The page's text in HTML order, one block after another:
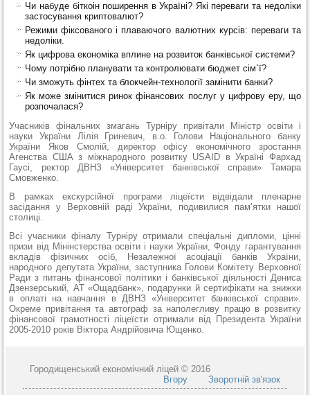
Чи набуде біткоін поширення в Україні? Які переваги та недоліки
застосування криптовалют?
Режими фіксованого і плаваючого валютних курсів: переваги та
недоліки.
Як цифрова економіка вплине на розвиток банківської системи?
Чому потрібно планувати та контролювати бюджет сім`ї?
Чи зможуть фінтех та блокчейн-технології замінити банки?
Як може змінитися ринок фінансових послуг у цифрову еру, що
розпочалася?
Учасників фінальних змагань Турніру привітали Міністр освіти і
науки України Лілія Гриневич, в.о. Голови Національного банку
України Яков Смолій, директор офісу економічного зростання
Агенства США з міжнародного розвитку USAID в Україні Фархад
Гаусі, ректор ДВНЗ «Університет банківської справи» Тамара
Смовженко.
В рамках екскурсійної програми ліцеїсти відвідали пленарне
засідання у Верховній раді України, подивилися пам’ятки нашої
столиці.
Всі учасники фіналу Турніру отримали спеціальні дипломи, цінні
призи від Мінінстерства освіти і науки України, Фонду гарантування
вкладів фізичних осіб, Незалежної асоціації банків України,
народного депутата України, заступника Голови Комітету Верховної
Ради з питань фінансової політики і банківської діяльності Дениса
Дзензерський, АТ «Ощадбанк», подарунки й сертифікати на знижки
в оплаті на навчання в ДВНЗ «Університет банківської справи».
Окреме привітання та автограф за наполегливу працю в розвитку
фінансової грамотності ліцеїсти отримали від Президента України
2005-2010 років Віктора Андрійовича Ющенко.
Городищенський економічний ліцей © 2016
Вгору
Зворотній зв'язок